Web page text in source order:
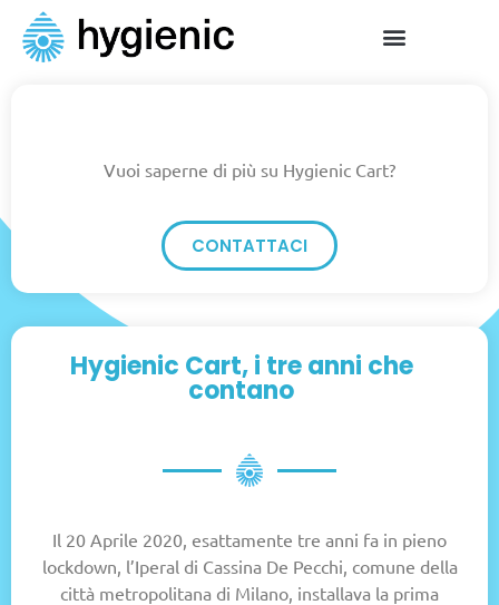
Hygienic Cart, i tre anni che
contano
Il 20 Aprile 2020, esattamente tre anni fa in pieno
lockdown, l’Iperal di Cassina De Pecchi, comune della
città metropolitana di Milano, installava la prima
Vuoi saperne di più su Hygienic Cart?
CONTATTACI